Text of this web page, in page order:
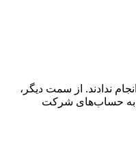
ندادند. از سمت دیگر،
به حساب‌های شرکت